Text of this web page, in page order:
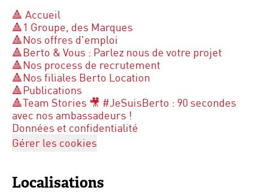
🔺 Accueil
🔺1 Groupe, des Marques
🔺Nos offres d'emploi
🔺Berto & Vous : Parlez nous de votre projet
🔺Nos process de recrutement
🔺Nos filiales Berto Location
🔺Publications
🔺Team Stories 🎥 #JeSuisBerto : 90 secondes
avec nos ambassadeurs !
Données et confidentialité
Gérer les cookies
Localisations